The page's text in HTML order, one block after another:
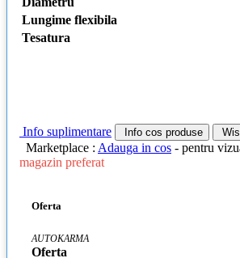
Lungime flexibila
Tesatura
Info suplimentare Info cos produse
Marketplace : Adauga in cos - pentru
magazin preferat
Oferta
AUTOKARMA
Oferta